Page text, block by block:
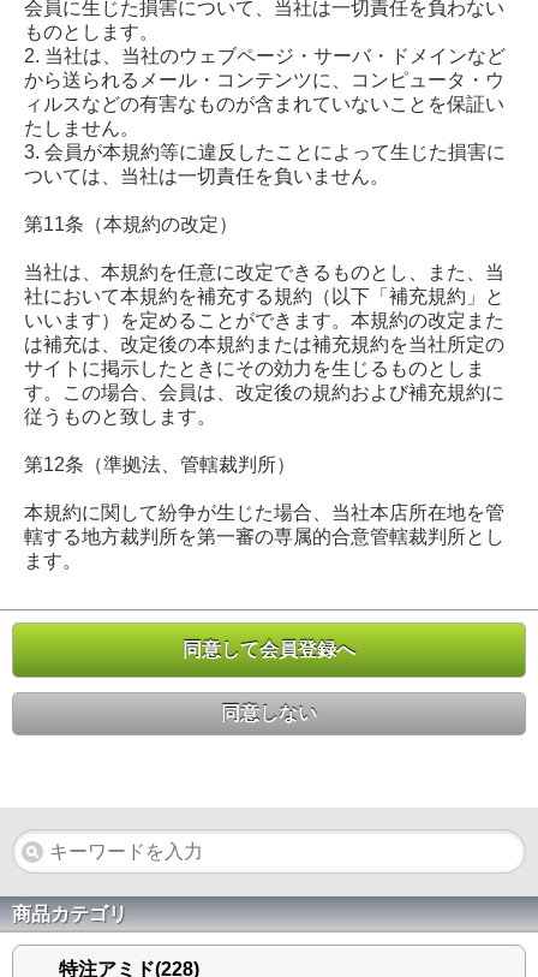
会員に生じた損害について、当社は一切責任を負わない
ものとします。
2. 当社は、当社のウェブページ・サーバ・ドメインなど
から送られるメール・コンテンツに、コンピュータ・ウ
ィルスなどの有害なものが含まれていないことを保証い
たしません。
3. 会員が本規約等に違反したことによって生じた損害に
ついては、当社は一切責任を負いません。
第11条（本規約の改定）
当社は、本規約を任意に改定できるものとし、また、当
社において本規約を補充する規約（以下「補充規約」と
いいます）を定めることができます。本規約の改定また
は補充は、改定後の本規約または補充規約を当社所定の
サイトに掲示したときにその効力を生じるものとしま
す。この場合、会員は、改定後の規約および補充規約に
従うものと致します。
第12条（準拠法、管轄裁判所）
本規約に関して紛争が生じた場合、当社本店所在地を管
轄する地方裁判所を第一審の専属的合意管轄裁判所とし
ます。
同意して会員登録へ
同意しない
商品カテゴリ
特注アミド(228)